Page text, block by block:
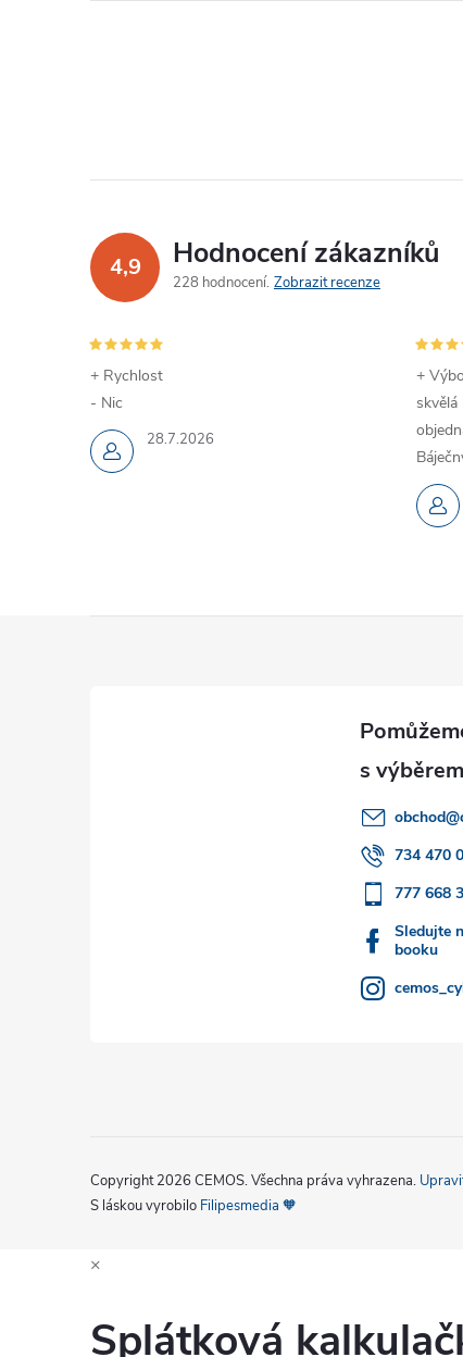
4,9 Hodnocení zákazníků
228 hodnocení Zobrazit recenze
28.7.2026
+ Rychlost
- Nic
+
obchod@
734 470
777 668
Sledujte
booku
Copyright 2026 CEMOS. Všechna práva vyhrazena.
S láskou vyrobilo Filipesmedia 🧡
×
Splátková